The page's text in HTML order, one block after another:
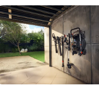
för konsumenter att
använda samma batteri till
alla batteridrivna redskap
för hem och trädgård från
flera varumärken. Bosch har
initierat alliansen och är
också den som producerar
batterilösningen.